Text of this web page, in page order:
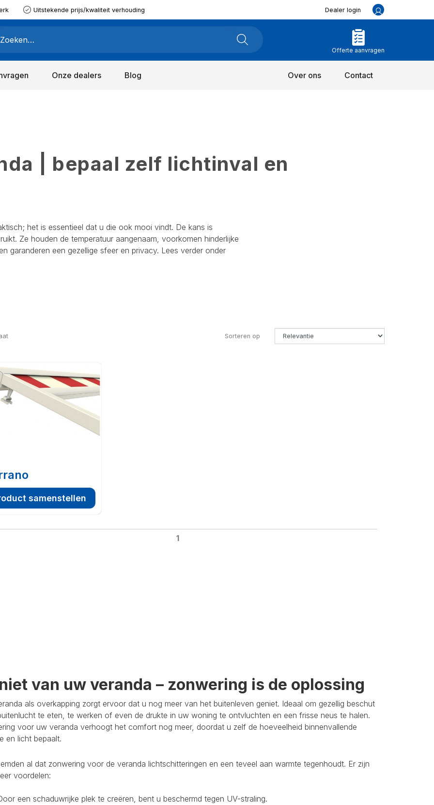
Uitstekende prijs/kwaliteit verhouding Dealer login
Offerte aanvragen
Onze dealers Blog Over ons Contact
| bepaal zelf lichtinval en
het is essentieel dat u die ook mooi vindt. De kans is
Ze houden de temperatuur aangenaam, voorkomen hinderlijke
garanderen een gezellige sfeer en privacy. Lees verder onder
Sorteren op
samenstellen
1
van uw veranda – zonwering is de oplossing
als overkapping zorgt ervoor dat u nog meer van het buitenleven geniet. Ideaal om gezellig beschut
te eten, te werken of even de drukte in uw woning te ontvluchten en een frisse neus te halen.
voor uw veranda verhoogt het comfort nog meer, doordat u zelf de hoeveelheid binnenvallende
en licht bepaalt.
al dat zonwering voor de veranda lichtschitteringen en een teveel aan warmte tegenhoudt. Er zijn
voordelen:
een schaduwrijke plek te creëren, bent u beschermd tegen UV-straling.